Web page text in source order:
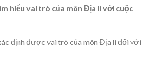
hiểu vai trò của môn Địa lí với cuộc
định được vai trò của môn Địa lí đối với